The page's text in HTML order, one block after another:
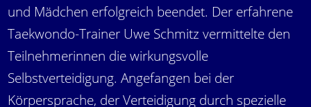
und Mädchen erfolgreich beendet. Der erfahrene
Taekwondo-Trainer Uwe Schmitz vermittelte den
Teilnehmerinnen die wirkungsvolle
Selbstverteidigung. Angefangen bei der
Körpersprache, der Verteidigung durch spezielle